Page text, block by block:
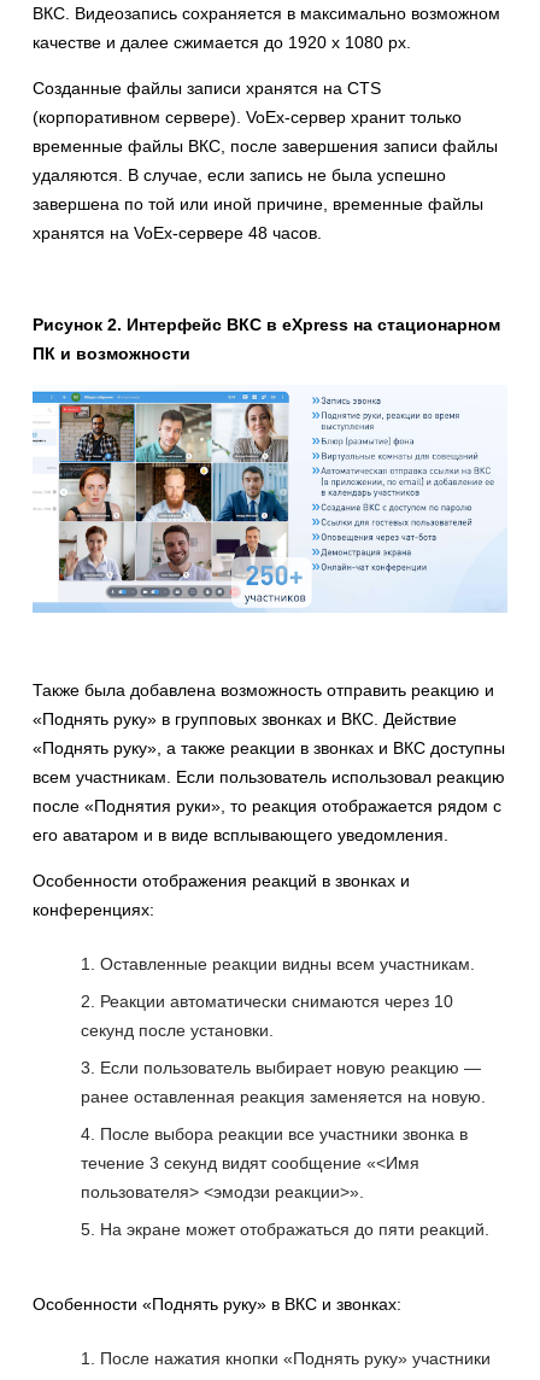
ВКС. Видеозапись сохраняется в максимально возможном
качестве и далее сжимается до 1920 х 1080 px.
Cозданные файлы записи хранятся на CTS
(корпоративном сервере). VoEx-сервер хранит только
временные файлы ВКС, после завершения записи файлы
удаляются. В случае, если запись не была успешно
завершена по той или иной причине, временные файлы
хранятся на VoEx-сервере 48 часов.
Рисунок 2. Интерфейс ВКС в eXpress на стационарном
ПК и возможности
Также была добавлена возможность отправить реакцию и
«Поднять руку» в групповых звонках и ВКС. Действие
«Поднять руку», а также реакции в звонках и ВКС доступны
всем участникам. Если пользователь использовал реакцию
после «Поднятия руки», то реакция отображается рядом с
его аватаром и в виде всплывающего уведомления.
Особенности отображения реакций в звонках и
конференциях:
Оставленные реакции видны всем участникам.
Реакции автоматически снимаются через 10
секунд после установки.
Если пользователь выбирает новую реакцию —
ранее оставленная реакция заменяется на новую.
После выбора реакции все участники звонка в
течение 3 секунд видят сообщение «<Имя
пользователя> <эмодзи реакции>».
На экране может отображаться до пяти реакций.
Особенности «Поднять руку» в ВКС и звонках:
После нажатия кнопки «Поднять руку» участники